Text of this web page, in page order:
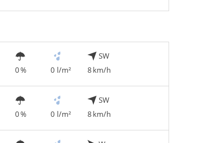
0 % 0 l/m²
SW
8 km/h
0 % 0 l/m²
SW
8 km/h